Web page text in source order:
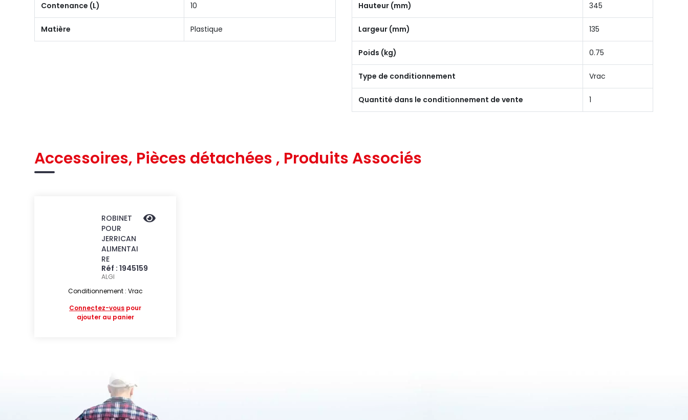
Contenance (L) 10
Matière Plastique
Hauteur (mm) 345
Largeur (mm) 135
Poids (kg) 0.75
Type de conditionnement Vrac
Quantité dans le conditionnement de vente 1
Accessoires, Pièces détachées , Produits Associés
ROBINET
POUR
JERRICAN
ALIMENTAI
RE
Réf : 1945159
ALGI
Conditionnement : Vrac
Connectez-vous pour
ajouter au panier